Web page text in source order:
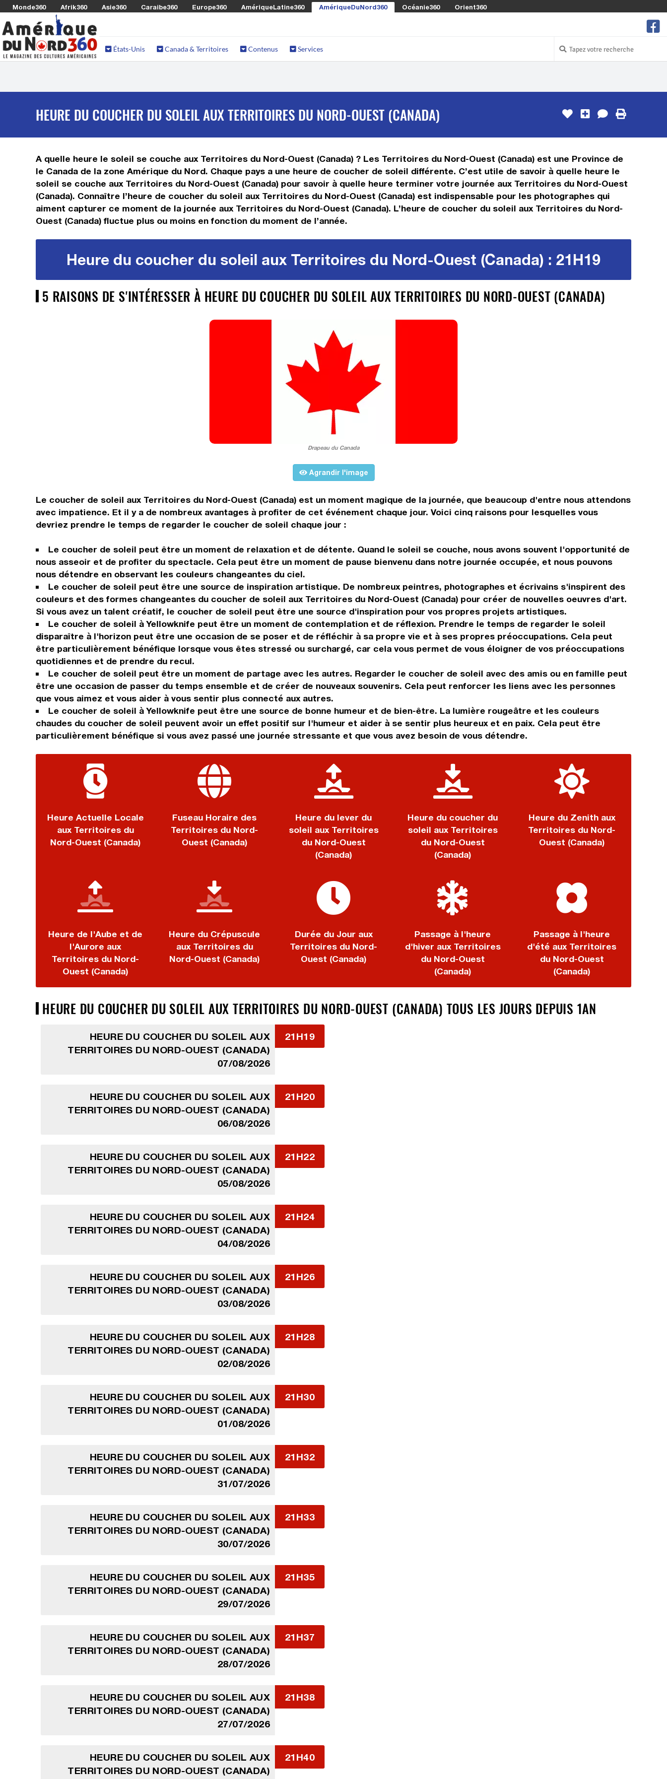
Monde360 Afrik360 Asie360 Caraibe360 Europe360 AmériqueLatine360 AmériqueDuNord360 Océanie360 Orient360
États-Unis Canada & Territoires Contenus Services
HEURE DU COUCHER DU SOLEIL AUX TERRITOIRES DU NORD-OUEST (CANADA)
A quelle heure le soleil se couche aux Territoires du Nord-Ouest (Canada) ? Les Territoires du Nord-Ouest (Canada) est une Province de
le Canada de la zone Amérique du Nord. Chaque pays a une heure de coucher de soleil différente. C’est utile de savoir à quelle heure le
soleil se couche aux Territoires du Nord-Ouest (Canada) pour savoir à quelle heure terminer votre journée aux Territoires du Nord-Ouest
(Canada). Connaître l’heure de coucher du soleil aux Territoires du Nord-Ouest (Canada) est indispensable pour les photographes qui
aiment capturer ce moment de la journée aux Territoires du Nord-Ouest (Canada). L’heure de coucher du soleil aux Territoires du Nord-
Ouest (Canada) fluctue plus ou moins en fonction du moment de l’année.
Heure du coucher du soleil aux Territoires du Nord-Ouest (Canada) : 21H19
5 RAISONS DE S'INTÉRESSER À HEURE DU COUCHER DU SOLEIL AUX TERRITOIRES DU NORD-OUEST (CANADA)
Drapeau du Canada
Agrandir l'image
Le coucher de soleil aux Territoires du Nord-Ouest (Canada) est un moment magique de la journée, que beaucoup d'entre nous attendons
avec impatience. Et il y a de nombreux avantages à profiter de cet événement chaque jour. Voici cinq raisons pour lesquelles vous
devriez prendre le temps de regarder le coucher de soleil chaque jour :
Le coucher de soleil peut être un moment de relaxation et de détente. Quand le soleil se couche, nous avons souvent l'opportunité de
nous asseoir et de profiter du spectacle. Cela peut être un moment de pause bienvenu dans notre journée occupée, et nous pouvons
nous détendre en observant les couleurs changeantes du ciel.
Le coucher de soleil peut être une source de inspiration artistique. De nombreux peintres, photographes et écrivains s'inspirent des
couleurs et des formes changeantes du coucher de soleil aux Territoires du Nord-Ouest (Canada) pour créer de nouvelles oeuvres d'art.
Si vous avez un talent créatif, le coucher de soleil peut être une source d'inspiration pour vos propres projets artistiques.
Le coucher de soleil à Yellowknife peut être un moment de contemplation et de réflexion. Prendre le temps de regarder le soleil
disparaître à l'horizon peut être une occasion de se poser et de réfléchir à sa propre vie et à ses propres préoccupations. Cela peut
être particulièrement bénéfique lorsque vous êtes stressé ou surchargé, car cela vous permet de vous éloigner de vos préoccupations
quotidiennes et de prendre du recul.
Le coucher de soleil peut être un moment de partage avec les autres. Regarder le coucher de soleil avec des amis ou en famille peut
être une occasion de passer du temps ensemble et de créer de nouveaux souvenirs. Cela peut renforcer les liens avec les personnes
que vous aimez et vous aider à vous sentir plus connecté aux autres.
Le coucher de soleil à Yellowknife peut être une source de bonne humeur et de bien-être. La lumière rougeâtre et les couleurs
chaudes du coucher de soleil peuvent avoir un effet positif sur l'humeur et aider à se sentir plus heureux et en paix. Cela peut être
particulièrement bénéfique si vous avez passé une journée stressante et que vous avez besoin de vous détendre.
Heure Actuelle Locale
aux Territoires du
Nord-Ouest (Canada)
Fuseau Horaire des
Territoires du Nord-
Ouest (Canada)
Heure du lever du
soleil aux Territoires
du Nord-Ouest
(Canada)
Heure du coucher du
soleil aux Territoires
du Nord-Ouest
(Canada)
Heure du Zenith aux
Territoires du Nord-
Ouest (Canada)
Heure de l'Aube et de
l'Aurore aux
Territoires du Nord-
Ouest (Canada)
Heure du Crépuscule
aux Territoires du
Nord-Ouest (Canada)
Durée du Jour aux
Territoires du Nord-
Ouest (Canada)
Passage à l'heure
d'hiver aux Territoires
du Nord-Ouest
(Canada)
Passage à l'heure
d'été aux Territoires
du Nord-Ouest
(Canada)
HEURE DU COUCHER DU SOLEIL AUX TERRITOIRES DU NORD-OUEST (CANADA) TOUS LES JOURS DEPUIS 1AN
HEURE DU COUCHER DU SOLEIL AUX
TERRITOIRES DU NORD-OUEST (CANADA)
07/08/2026
21H19
HEURE DU COUCHER DU SOLEIL AUX
TERRITOIRES DU NORD-OUEST (CANADA)
06/08/2026
21H20
HEURE DU COUCHER DU SOLEIL AUX
TERRITOIRES DU NORD-OUEST (CANADA)
05/08/2026
21H22
HEURE DU COUCHER DU SOLEIL AUX
TERRITOIRES DU NORD-OUEST (CANADA)
04/08/2026
21H24
HEURE DU COUCHER DU SOLEIL AUX
TERRITOIRES DU NORD-OUEST (CANADA)
03/08/2026
21H26
HEURE DU COUCHER DU SOLEIL AUX
TERRITOIRES DU NORD-OUEST (CANADA)
02/08/2026
21H28
HEURE DU COUCHER DU SOLEIL AUX
TERRITOIRES DU NORD-OUEST (CANADA)
01/08/2026
21H30
HEURE DU COUCHER DU SOLEIL AUX
TERRITOIRES DU NORD-OUEST (CANADA)
31/07/2026
21H32
HEURE DU COUCHER DU SOLEIL AUX
TERRITOIRES DU NORD-OUEST (CANADA)
30/07/2026
21H33
HEURE DU COUCHER DU SOLEIL AUX
TERRITOIRES DU NORD-OUEST (CANADA)
29/07/2026
21H35
HEURE DU COUCHER DU SOLEIL AUX
TERRITOIRES DU NORD-OUEST (CANADA)
28/07/2026
21H37
HEURE DU COUCHER DU SOLEIL AUX
TERRITOIRES DU NORD-OUEST (CANADA)
27/07/2026
21H38
HEURE DU COUCHER DU SOLEIL AUX
TERRITOIRES DU NORD-OUEST (CANADA)
21H40